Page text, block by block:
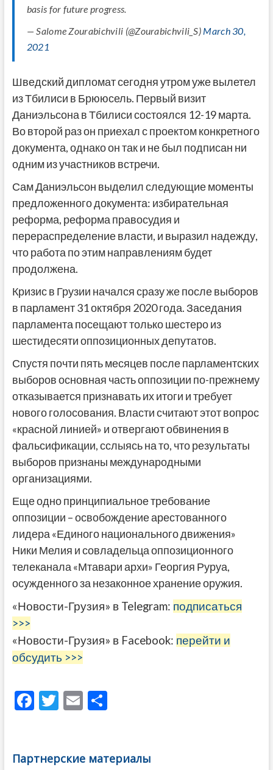
basis for future progress.
— Salome Zourabichvili (@Zourabichvili_S) March 30,
2021
Шведский дипломат сегодня утром уже вылетел
из Тбилиси в Брююсель. Первый визит
Даниэльсона в Тбилиси состоялся 12-19 марта.
Во второй раз он приехал с проектом конкретного
документа, однако он так и не был подписан ни
одним из участников встречи.
Сам Даниэльсон выделил следующие моменты
предложенного документа: избирательная
реформа, реформа правосудия и
перераспределение власти, и выразил надежду,
что работа по этим направлениям будет
продолжена.
Кризис в Грузии начался сразу же после выборов
в парламент 31 октября 2020 года. Заседания
парламента посещают только шестеро из
шестидесяти оппозиционных депутатов.
Спустя почти пять месяцев после парламентских
выборов основная часть оппозиции по-прежнему
отказывается признавать их итоги и требует
нового голосования. Власти считают этот вопрос
«красной линией» и отвергают обвинения в
фальсификации, сслыясь на то, что результаты
выборов признаны международными
организациями.
Еще одно принципиальное требование
оппозиции – освобождение арестованного
лидера «Единого национального движения»
Ники Мелия и совладельца оппозиционного
телеканала «Мтавари архи» Георгия Руруа,
осужденного за незаконное хранение оружия.
«Новости-Грузия» в Telegram: подписаться
>>>
«Новости-Грузия» в Facebook: перейти и
обсудить >>>
F
b
T
er
E
l
О
а
Партнерские материалы